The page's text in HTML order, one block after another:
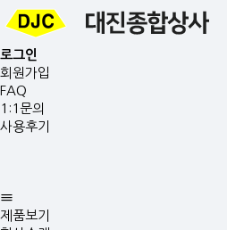
로그인
회원가입
FAQ
1:1문의
사용후기
제품보기